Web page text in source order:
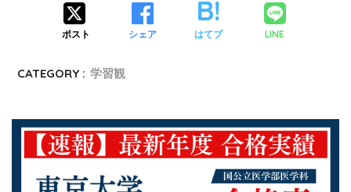
ポスト シェア はてブ LINE
CATEGORY : 学習観